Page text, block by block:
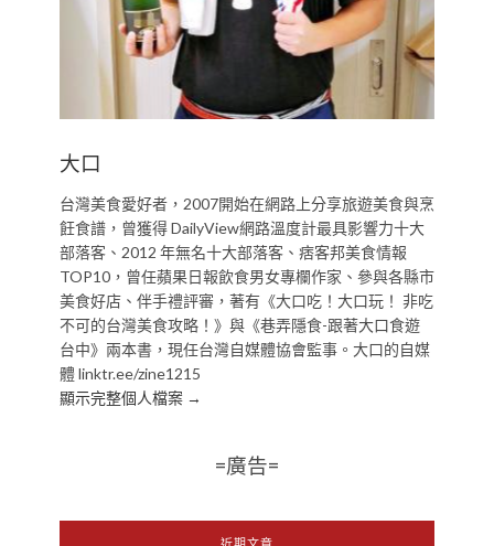
大口
台灣美食愛好者，2007開始在網路上分享旅遊美食與烹
飪食譜，曾獲得 DailyView網路溫度計最具影響力十大
部落客、2012 年無名十大部落客、痞客邦美食情報
TOP10，曾任蘋果日報飲食男女專欄作家、參與各縣市
美食好店、伴手禮評審，著有《大口吃！大口玩！ 非吃
不可的台灣美食攻略！》與《巷弄隱食-跟著大口食遊
台中》兩本書，現任台灣自媒體協會監事。大口的自媒
體 linktr.ee/zine1215
顯示完整個人檔案 →
=廣告=